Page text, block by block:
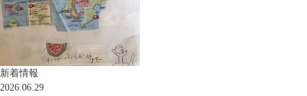
新着情報
2026.06.29